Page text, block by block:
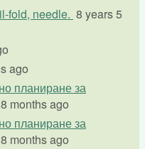
fold, needle. 8 years 5
ago
планиране за
months ago
планиране за
months ago